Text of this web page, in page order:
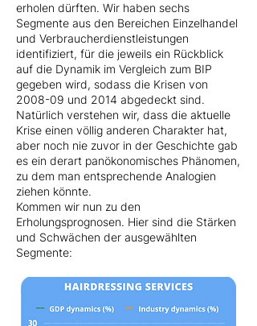
erholen dürften. Wir haben sechs
Segmente aus den Bereichen Einzelhandel
und Verbraucherdienstleistungen
identifiziert, für die jeweils ein Rückblick
auf die Dynamik im Vergleich zum BIP
gegeben wird, sodass die Krisen von
2008-09 und 2014 abgedeckt sind.
Natürlich verstehen wir, dass die aktuelle
Krise einen völlig anderen Charakter hat,
aber noch nie zuvor in der Geschichte gab
es ein derart panökonomisches Phänomen,
zu dem man entsprechende Analogien
ziehen könnte.
Kommen wir nun zu den
Erholungsprognosen. Hier sind die Stärken
und Schwächen der ausgewählten
Segmente: